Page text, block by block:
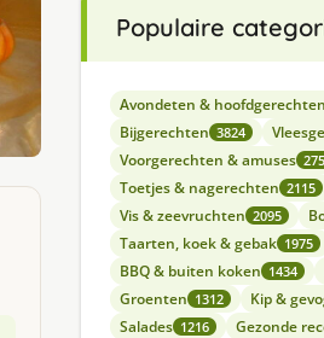
Populaire
Avondeten & hoofdgerechten
Bijgerechten 3824
Voorgerechten & amuses
Toetjes & nagerechten 2115
Vis & zeevruchten 2095
Taarten, koek & gebak 1975
BBQ & buiten koken 1434
Groenten 1312 Kip &
Salades 1216 Gezonde